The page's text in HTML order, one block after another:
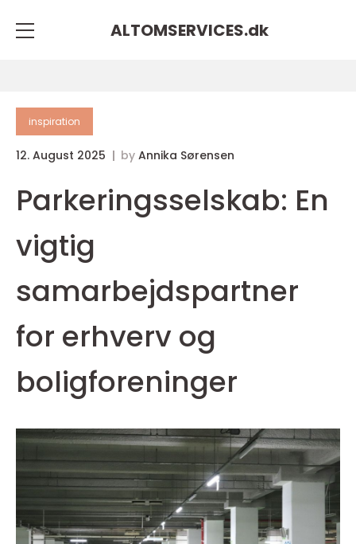
ALTOMSERVICES.dk
inspiration
12. August 2025 by Annika Sørensen
Parkeringsselskab: En
vigtig
samarbejdspartner
for erhverv og
boligforeninger